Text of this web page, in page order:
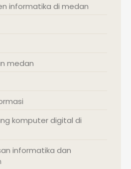
informatika di medan
medan
komputer digital di
informatika dan